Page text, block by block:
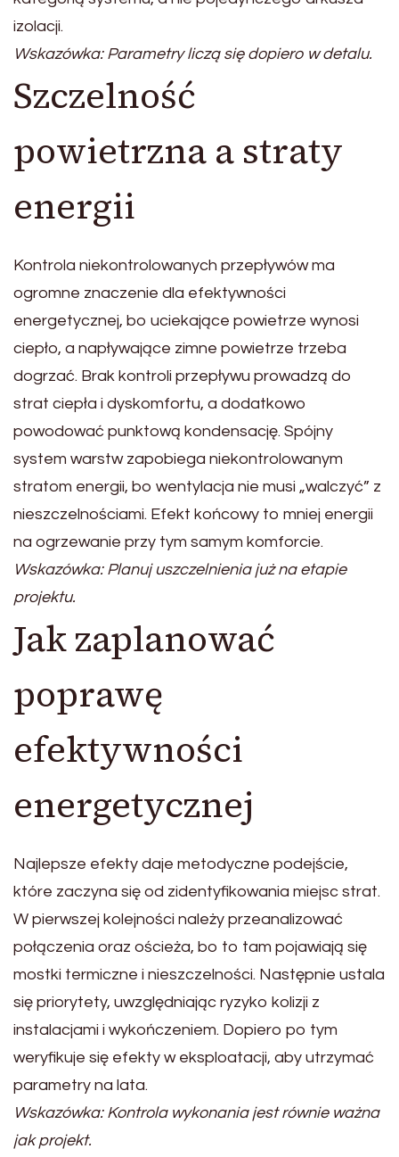
izolacji.
Wskazówka: Parametry liczą się dopiero w detalu.
Szczelność
powietrzna a straty
energii
Kontrola niekontrolowanych przepływów ma
ogromne znaczenie dla efektywności
energetycznej, bo uciekające powietrze wynosi
ciepło, a napływające zimne powietrze trzeba
dogrzać. Brak kontroli przepływu prowadzą do
strat ciepła i dyskomfortu, a dodatkowo
powodować punktową kondensację. Spójny
system warstw zapobiega niekontrolowanym
stratom energii, bo wentylacja nie musi „walczyć” z
nieszczelnościami. Efekt końcowy to mniej energii
na ogrzewanie przy tym samym komforcie.
Wskazówka: Planuj uszczelnienia już na etapie
projektu.
Jak zaplanować
poprawę
efektywności
energetycznej
Najlepsze efekty daje metodyczne podejście,
które zaczyna się od zidentyfikowania miejsc strat.
W pierwszej kolejności należy przeanalizować
połączenia oraz ościeża, bo to tam pojawiają się
mostki termiczne i nieszczelności. Następnie ustala
się priorytety, uwzględniając ryzyko kolizji z
instalacjami i wykończeniem. Dopiero po tym
weryfikuje się efekty w eksploatacji, aby utrzymać
parametry na lata.
Wskazówka: Kontrola wykonania jest równie ważna
jak projekt.